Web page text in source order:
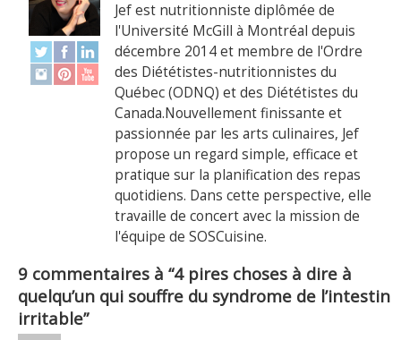
Jef est nutritionniste diplômée de
l'Université McGill à Montréal depuis
décembre 2014 et membre de l'Ordre
des Diététistes-nutritionnistes du
Québec (ODNQ) et des Diététistes du
Canada.Nouvellement finissante et
passionnée par les arts culinaires, Jef
propose un regard simple, efficace et
pratique sur la planification des repas
quotidiens. Dans cette perspective, elle
travaille de concert avec la mission de
l'équipe de SOSCuisine.
9 commentaires à “4 pires choses à dire à
quelqu’un qui souffre du syndrome de l’intestin
irritable”